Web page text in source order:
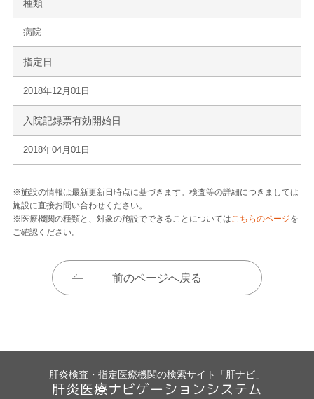
種類
病院
指定日
2018年12月01日
入院記録票有効開始日
2018年04月01日
※施設の情報は最新更新日時点に基づきます。検査等の詳細につきましては
施設に直接お問い合わせください。
※医療機関の種類と、対象の施設でできることについてはこちらのページを
ご確認ください。
前のページへ戻る
肝炎検査・指定医療機関の検索サイト「肝ナビ」
肝炎医療ナビゲーションシステム